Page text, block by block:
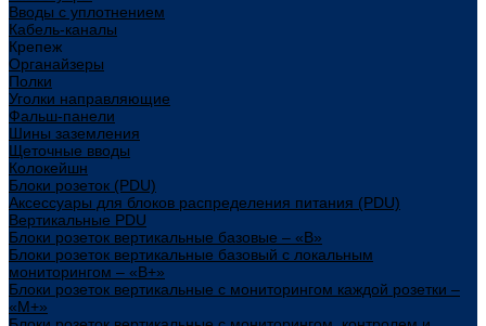
Вводы с уплотнением
Кабель-каналы
Крепеж
Органайзеры
Полки
Уголки направляющие
Фальш-панели
Шины заземления
Щеточные вводы
Колокейшн
Блоки розеток (PDU)
Аксессуары для блоков распределения питания (PDU)
Вертикальные PDU
Блоки розеток вертикальные базовые – «В»
Блоки розеток вертикальные базовый с локальным
мониторингом – «В+»
Блоки розеток вертикальные с мониторингом каждой розетки –
«М+»